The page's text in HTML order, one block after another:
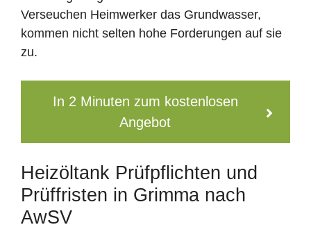
Verseuchen Heimwerker das Grundwasser,
kommen nicht selten hohe Forderungen auf sie
zu.
In 2 Minuten zum kostenlosen
Angebot
Heizöltank Prüfpflichten und
Prüffristen in Grimma nach
AwSV